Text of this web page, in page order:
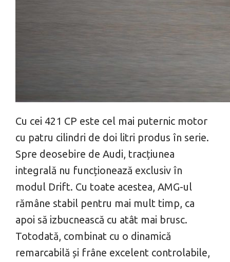
Cu cei 421 CP este cel mai puternic motor
cu patru cilindri de doi litri produs în serie.
Spre deosebire de Audi, tracțiunea
integrală nu funcționează exclusiv în
modul Drift. Cu toate acestea, AMG-ul
rămâne stabil pentru mai mult timp, ca
apoi să izbucnească cu atât mai brusc.
Totodată, combinat cu o dinamică
remarcabilă și frâne excelent controlabile,